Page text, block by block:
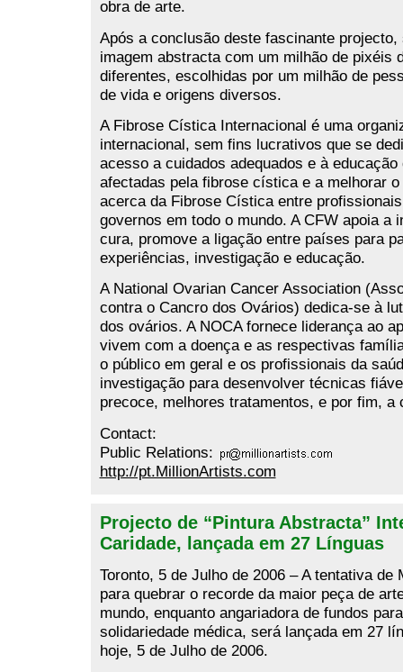
obra de arte.
Após a conclusão deste fascinante projecto,
imagem abstracta com um milhão de pixéis
diferentes, escolhidas por um milhão de
de vida e origens diversos.
A Fibrose Cística Internacional é uma
internacional, sem fins lucrativos que se
acesso a cuidados adequados e à educação
afectadas pela fibrose cística e a melhorar o
acerca da Fibrose Cística entre
governos em todo o mundo. A CFW apoia a
cura, promove a ligação entre países para
experiências, investigação e educação.
A National Ovarian Cancer Association
contra o Cancro dos Ovários) dedica-se à
dos ovários. A NOCA fornece liderança ao
vivem com a doença e as respectivas
o público em geral e os profissionais da
investigação para desenvolver técnicas
precoce, melhores tratamentos, e por fim, a
Contact:
Public Relations:
http://pt.MillionArtists.com
Projecto de “Pintura Abstracta”
Caridade, lançada em 27 Línguas
Toronto, 5 de Julho de 2006 – A tentativa de
para quebrar o recorde da maior peça de
mundo, enquanto angariadora de fundos
solidariedade médica, será lançada em 27
hoje, 5 de Julho de 2006.